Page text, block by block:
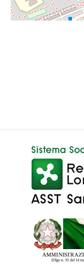
Attività clinica
Il servizio di
principalmente
disponibili i
Pazienti
All’interno della
con le strutture
ambulatorio
patologie
reumatologiche
centrale tramite